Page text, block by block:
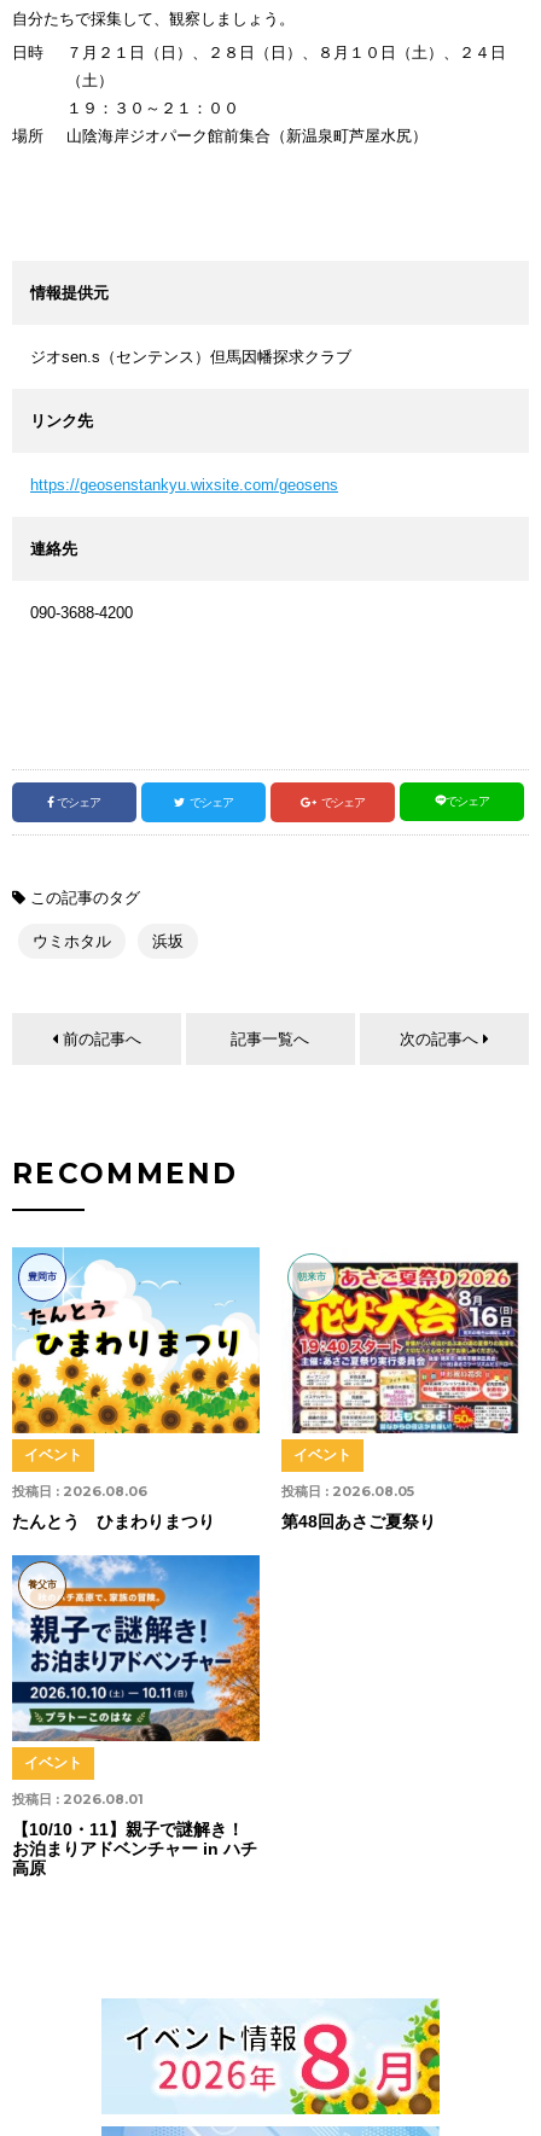
自分たちで採集して、観察しましょう。
日時
７月２１日（日）、２８日（日）、８月１０日（土）、２４日
（土）
１９：３０～２１：００
場所
山陰海岸ジオパーク館前集合（新温泉町芦屋水尻）
情報提供元
ジオsen.s（センテンス）但馬因幡探求クラブ
リンク先
https://geosenstankyu.wixsite.com/geosens
連絡先
090-3688-4200
でシェア でシェア でシェア でシェア
この記事のタグ
ウミホタル 浜坂
前の記事へ 記事一覧へ 次の記事へ
RECOMMEND
豊岡市
投稿日 : 2026.08.06
イベント
たんとう ひまわりまつり
朝来市
投稿日 : 2026.08.05
イベント
第48回あさご夏祭り
養父市
投稿日 : 2026.08.01
イベント
【10/10・11】親子で謎解き！
お泊まりアドベンチャー in ハチ
高原